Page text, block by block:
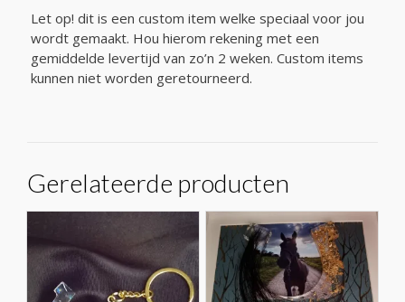
Let op! dit is een custom item welke speciaal voor jou
wordt gemaakt. Hou hierom rekening met een
gemiddelde levertijd van zo’n 2 weken. Custom items
kunnen niet worden geretourneerd.
Gerelateerde producten